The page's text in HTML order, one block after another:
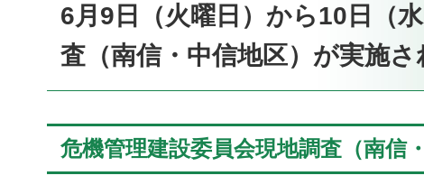
6月9日（火曜日）から10日（
査（南信・中信地区）が実施さ
危機管理建設委員会現地調査（南信